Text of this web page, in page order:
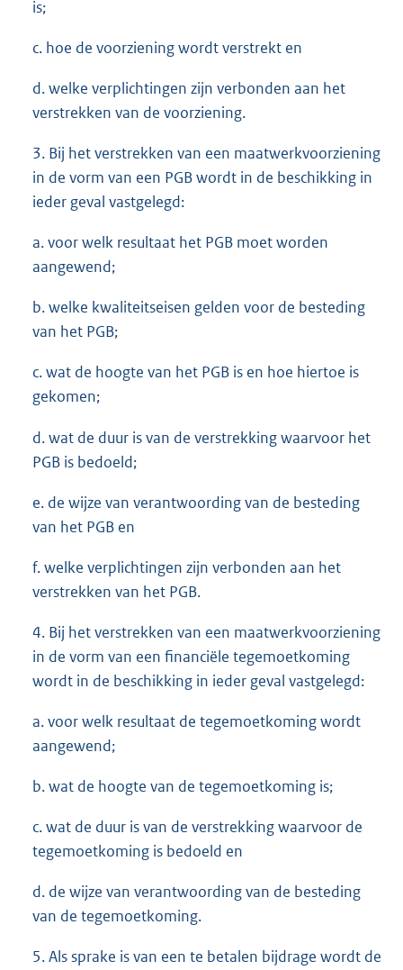
is;
c. hoe de voorziening wordt verstrekt en
d. welke verplichtingen zijn verbonden aan het
verstrekken van de voorziening.
3. Bij het verstrekken van een maatwerkvoorziening
in de vorm van een PGB wordt in de beschikking in
ieder geval vastgelegd:
a. voor welk resultaat het PGB moet worden
aangewend;
b. welke kwaliteitseisen gelden voor de besteding
van het PGB;
c. wat de hoogte van het PGB is en hoe hiertoe is
gekomen;
d. wat de duur is van de verstrekking waarvoor het
PGB is bedoeld;
e. de wijze van verantwoording van de besteding
van het PGB en
f. welke verplichtingen zijn verbonden aan het
verstrekken van het PGB.
4. Bij het verstrekken van een maatwerkvoorziening
in de vorm van een financiële tegemoetkoming
wordt in de beschikking in ieder geval vastgelegd:
a. voor welk resultaat de tegemoetkoming wordt
aangewend;
b. wat de hoogte van de tegemoetkoming is;
c. wat de duur is van de verstrekking waarvoor de
tegemoetkoming is bedoeld en
d. de wijze van verantwoording van de besteding
van de tegemoetkoming.
5. Als sprake is van een te betalen bijdrage wordt de